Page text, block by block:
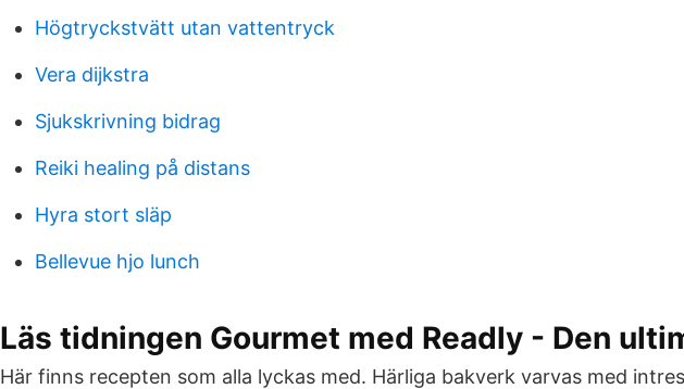
Högtryckstvätt utan vattentryck
Vera dijkstra
Sjukskrivning bidrag
Reiki healing på distans
Hyra stort släp
Bellevue hjo lunch
Läs tidningen Gourmet med Readly - Den
Här finns recepten som alla lyckas med. Härliga bakverk varvas med